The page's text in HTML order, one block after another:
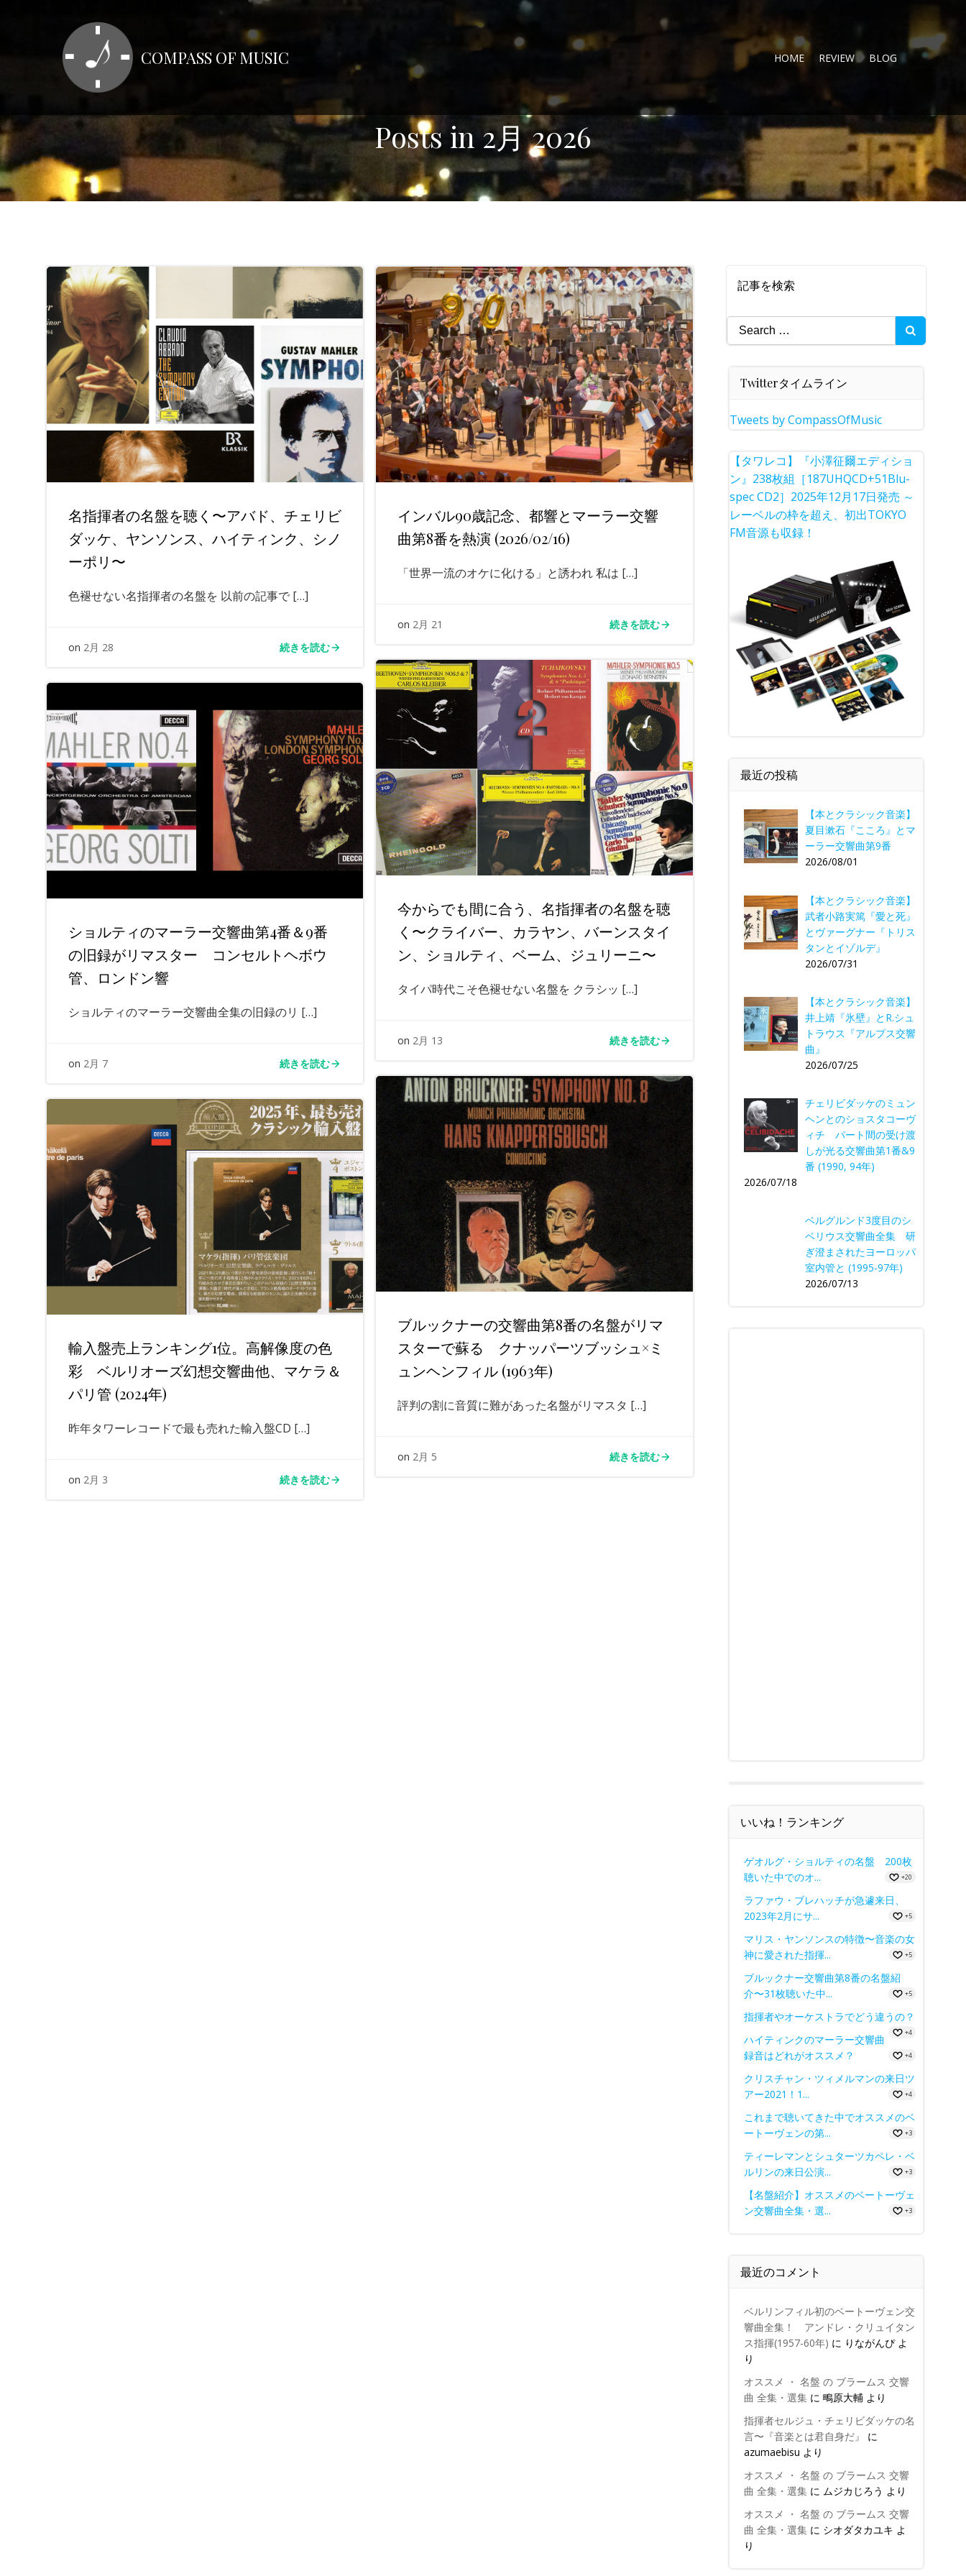
キ
ッ
プ
COMPASS OF MUSIC HOME REVIEW BLOG
Posts in 2月 2026
名指揮者の名盤を聴く〜アバド、チェリビ
ダッケ、ヤンソンス、ハイティンク、シノ
ーポリ〜
色褪せない名指揮者の名盤を 以前の記事で […]
on 2月 28 続きを読む
インバル90歳記念、都響とマーラー交響
曲第8番を熱演 (2026/02/16)
「世界一流のオケに化ける」と誘われ 私は […]
on 2月 21 続きを読む
今からでも間に合う、名指揮者の名盤を聴
く〜クライバー、カラヤン、バーンスタイ
ン、ショルティ、ベーム、ジュリーニ〜
タイパ時代こそ色褪せない名盤を クラシッ […]
on 2月 13 続きを読む
ショルティのマーラー交響曲第4番＆9番
の旧録がリマスター コンセルトヘボウ
管、ロンドン響
ショルティのマーラー交響曲全集の旧録のリ […]
on 2月 7 続きを読む
ブルックナーの交響曲第8番の名盤がリマ
スターで蘇る クナッパーツブッシュ×ミ
ュンヘンフィル (1963年)
評判の割に音質に難があった名盤がリマスタ […]
on 2月 5 続きを読む
輸入盤売上ランキング1位。高解像度の色
彩 ベルリオーズ幻想交響曲他、マケラ＆
パリ管 (2024年)
昨年タワーレコードで最も売れた輸入盤CD […]
on 2月 3 続きを読む
記事を検索
Search
for:
Twitterタイムライン
Tweets by CompassOfMusic
【タワレコ】『小澤征爾エディショ
ン』238枚組［187UHQCD+51Blu-
spec CD2］2025年12月17日発売 ～
レーベルの枠を超え、初出TOKYO
FM音源も収録！
最近の投稿
【本とクラシック音楽】
夏目漱石『こころ』とマ
ーラー交響曲第9番
2026/08/01
【本とクラシック音楽】
武者小路実篤『愛と死』
とヴァーグナー『トリス
タンとイゾルデ』
2026/07/31
【本とクラシック音楽】
井上靖『氷壁』とR.シュ
トラウス『アルプス交響
曲』
2026/07/25
チェリビダッケのミュン
ヘンとのショスタコーヴ
ィチ パート間の受け渡
しが光る交響曲第1番&9
番 (1990, 94年)
2026/07/18
ベルグルンド3度目のシ
ベリウス交響曲全集 研
ぎ澄まされたヨーロッパ
室内管と (1995-97年)
2026/07/13
いいね！ランキング
ゲオルグ・ショルティの名盤 200枚
聴いた中でのオ...
+20
ラファウ・ブレハッチが急遽来日、
2023年2月にサ...
+5
マリス・ヤンソンスの特徴〜音楽の女
神に愛された指揮...
+5
ブルックナー交響曲第8番の名盤紹
介〜31枚聴いた中...
+5
指揮者やオーケストラでどう違うの？
+4
ハイティンクのマーラー交響曲
録音はどれがオススメ？
+4
クリスチャン・ツィメルマンの来日ツ
アー2021！1...
+4
これまで聴いてきた中でオススメのベ
ートーヴェンの第...
+3
ティーレマンとシュターツカペレ・ベ
ルリンの来日公演...
+3
【名盤紹介】オススメのベートーヴェ
ン交響曲全集・選...
+3
最近のコメント
ベルリンフィル初のベートーヴェン交
響曲全集！ アンドレ・クリュイタン
ス指揮(1957-60年) に りながんぴよ
り
オススメ ・ 名盤 の ブラームス 交響
曲 全集・選集に 鴫原大輔より
指揮者セルジュ・チェリビダッケの名
言〜『音楽とは君自身だ』
に
azumaebisu より
オススメ ・ 名盤 の ブラームス 交響
曲 全集・選集に ムジカじろう より
オススメ ・ 名盤 の ブラームス 交響
曲 全集・選集に シオダタカユキ よ
り